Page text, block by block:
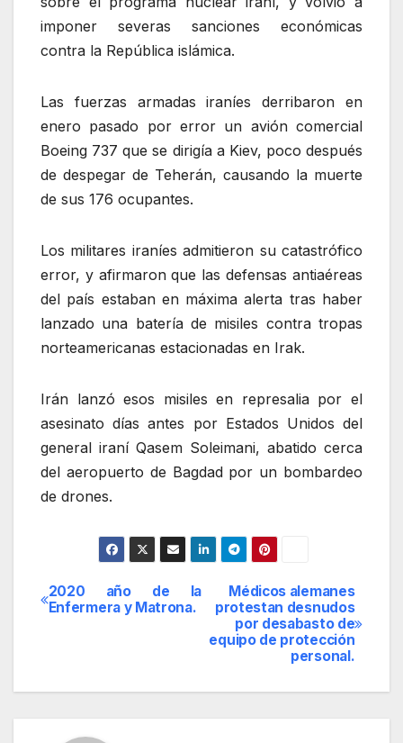
imponer severas sanciones económicas
contra la República islámica.
Las fuerzas armadas iraníes derribaron en
enero pasado por error un avión comercial
Boeing 737 que se dirigía a Kiev, poco después
de despegar de Teherán, causando la muerte
de sus 176 ocupantes.
Los militares iraníes admitieron su catastrófico
error, y afirmaron que las defensas antiaéreas
del país estaban en máxima alerta tras haber
lanzado una batería de misiles contra tropas
norteamericanas estacionadas en Irak.
Irán lanzó esos misiles en represalia por el
asesinato días antes por Estados Unidos del
general iraní Qasem Soleimani, abatido cerca
del aeropuerto de Bagdad por un bombardeo
de drones.
Navegación
Médicos alemanes
protestan desnudos
por desabasto de
equipo de protección
personal.
2020 año de la
Enfermera y Matrona.